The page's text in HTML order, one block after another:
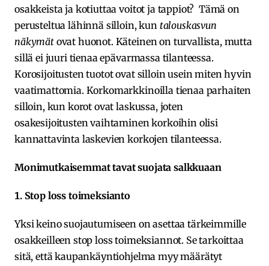
osakkeista ja kotiuttaa voitot ja tappiot? Tämä on
perusteltua lähinnä silloin, kun talouskasvun
näkymätovat huonot. Käteinen on turvallista, mutta
sillä ei juuri tienaa epävarmassa tilanteessa.
Korosijoitusten tuotot ovat silloin usein miten hyvin
vaatimattomia. Korkomarkkinoilla tienaa parhaiten
silloin, kun korot ovat laskussa, joten
osakesijoitusten vaihtaminen korkoihin olisi
kannattavinta laskevien korkojen tilanteessa.
Monimutkaisemmat tavat suojata salkkuaan
1. Stop loss toimeksianto
Yksi keino suojautumiseen on asettaa tärkeimmille
osakkeilleen stop loss toimeksiannot. Se tarkoittaa
sitä, että kaupankäyntiohjelma myy määrätyt